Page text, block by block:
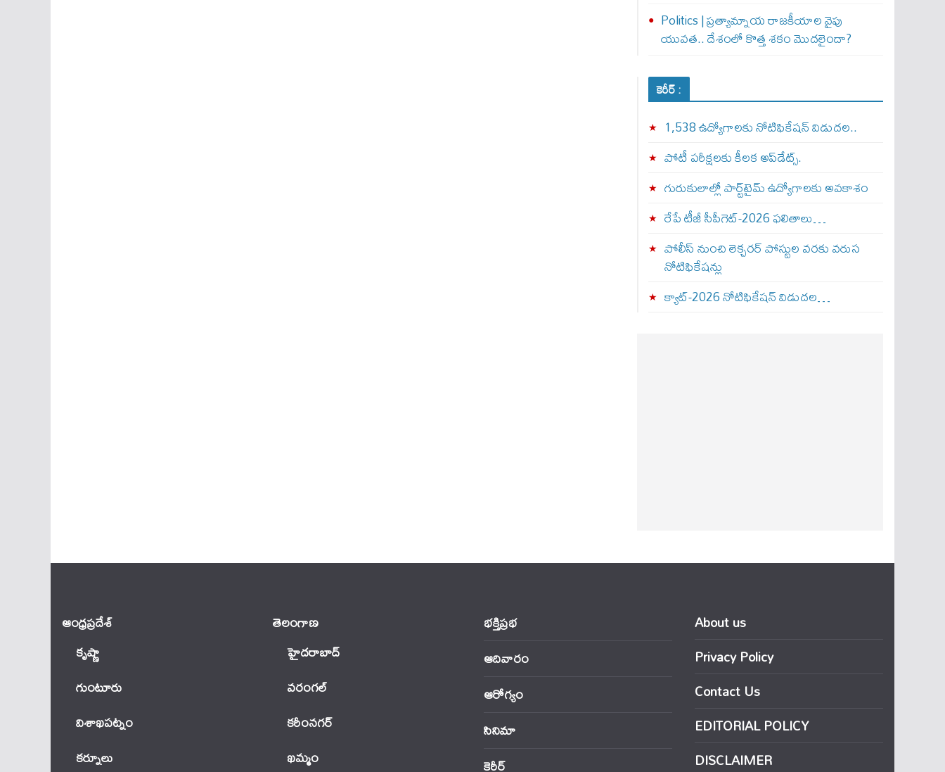
Politics | ప్రత్యామ్నాయ రాజకీయాల వైపు
యువత.. దేశంలో కొత్త శకం మొదలైందా?
కెరీర్ :
1,538 ఉద్యోగాలకు నోటిఫికేషన్ విడుదల..
పోటీ పరీక్షలకు కీలక అప్‌డేట్స్.
గురుకులాల్లో పార్ట్‌టైమ్ ఉద్యోగాలకు అవకాశం
రేపే టీజీ సీపీగెట్‌-2026 ఫలితాలు…
పోలీస్ నుంచి లెక్చరర్ పోస్టుల వరకు వరుస
నోటిఫికేషన్లు
క్యాట్-2026 నోటిఫికేషన్ విడుదల…
ఆంధ్ర‌ప్ర‌దేశ్
కృష్ణా
గుంటూరు
విశాఖపట్నం
కర్నూలు
తెలంగాణ‌
హైదరాబాద్
వ‌రంగ‌ల్
కరీంనగర్
ఖ‌మ్మం
భక్తిప్రభ
ఆదివారం
ఆరోగ్యం
సినిమా
కెరీర్
About us
Privacy Policy
Contact Us
EDITORIAL POLICY
DISCLAIMER